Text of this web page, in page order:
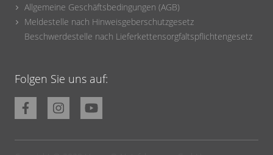
Allgemeine Geschäftsbedingungen (AGB)
Meldestelle nach Hinweisgeberschutzgesetz
Beschwerdestelle nach Lieferkettensorgfaltspflichtengesetz
Folgen Sie uns auf: